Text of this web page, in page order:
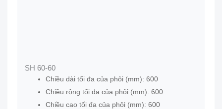
SH 60-60
Chiều dài tối đa của phôi (mm): 600
Chiều rộng tối đa của phôi (mm): 600
Chiều cao tối đa của phôi (mm): 600